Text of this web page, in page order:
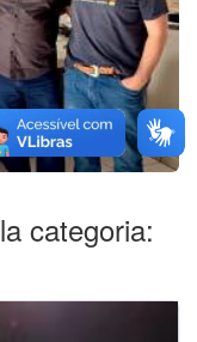
categoria: